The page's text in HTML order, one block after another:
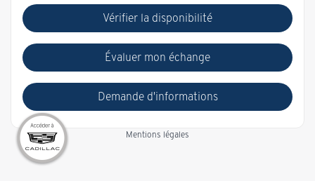
Vérifier la disponibilité
Évaluer mon échange
Demande d'informations
Mentions légales